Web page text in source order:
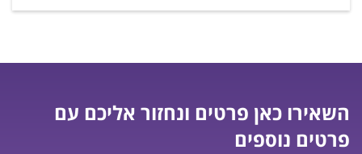
השאירו כאן פרטים ונחזור אליכם עם
פרטים נוספים